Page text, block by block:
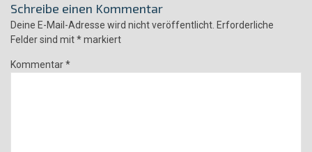
Schreibe einen Kommentar
Deine E-Mail-Adresse wird nicht veröffentlicht. Erforderliche
Felder sind mit*markiert
Kommentar*